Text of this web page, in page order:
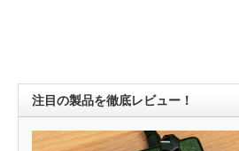
注目の製品を徹底レビュー！